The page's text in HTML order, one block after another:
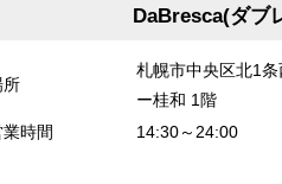
DaBresca(ダブ
所
札幌市中央区北1
ー桂和 1階
業時間
14:30～24:00